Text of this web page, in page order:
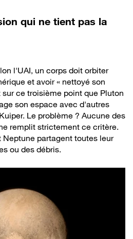
qui ne tient pas la
l'UAI, un corps doit orbiter
et avoir « nettoyé son
ce troisième point que Pluton
son espace avec d'autres
Le problème ? Aucune des
remplit strictement ce critère.
Neptune partagent toutes leur
ou des débris.